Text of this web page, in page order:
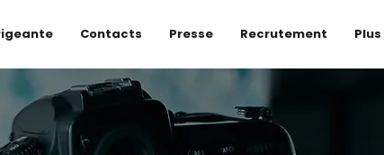
Contacts Presse Recrutement Plus